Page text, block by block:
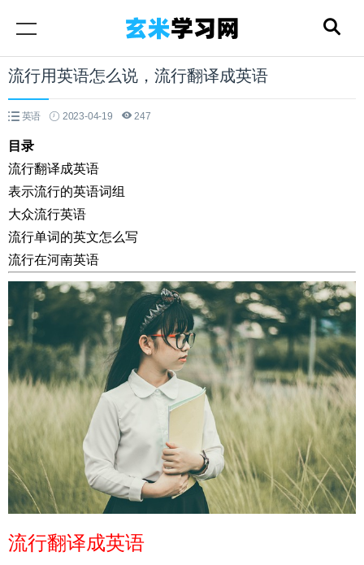
流行用英语怎么说，流行翻译成英语
英语 2023-04-19 247
目录
流行翻译成英语
表示流行的英语词组
大众流行英语
流行单词的英文怎么写
流行在河南英语
流行翻译成英语